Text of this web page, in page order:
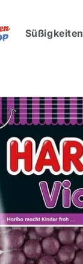
Süßigkeiten